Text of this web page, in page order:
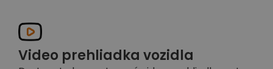
Video prehliadka vozidla